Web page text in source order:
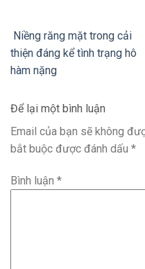
Niềng răng mặt trong cải
thiện đáng kể tình trạng hô
hàm nặng
Để lại một bình luận
Email của bạn sẽ không
bắt buộc được đánh dấu *
Bình luận *